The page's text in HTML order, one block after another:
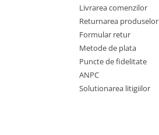
Livrarea comenzilor
Returnarea produselor
Formular retur
Metode de plata
Puncte de fidelitate
ANPC
Solutionarea litigiilor